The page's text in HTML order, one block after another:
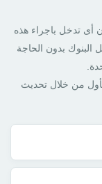
أى تدخل باجراء هذه
بدون الحاجة
من خلال تحديث